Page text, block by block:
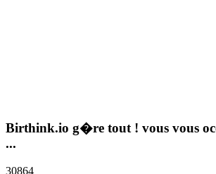
Birthink.io g�re tout ! vous vous
...
30864